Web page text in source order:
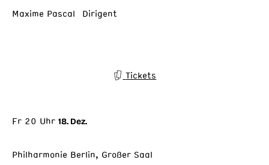
Maxime Pascal Dirigent
Tickets
Fr 20 Uhr 18. Dez.
Philharmonie Berlin, Großer Saal